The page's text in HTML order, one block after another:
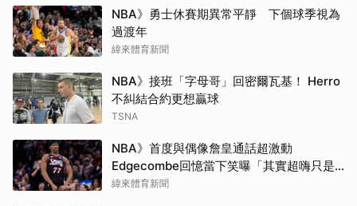
NBA》勇士休賽期異常平靜 下個球季視為
過渡年
緯來體育新聞
NBA》接班「字母哥」回密爾瓦基！ Herro
不糾結合約更想贏球
TSNA
NBA》首度與偶像詹皇通話超激動
Edgecombe回憶當下笑曝「其實超嗨只是
在裝酷」
緯來體育新聞